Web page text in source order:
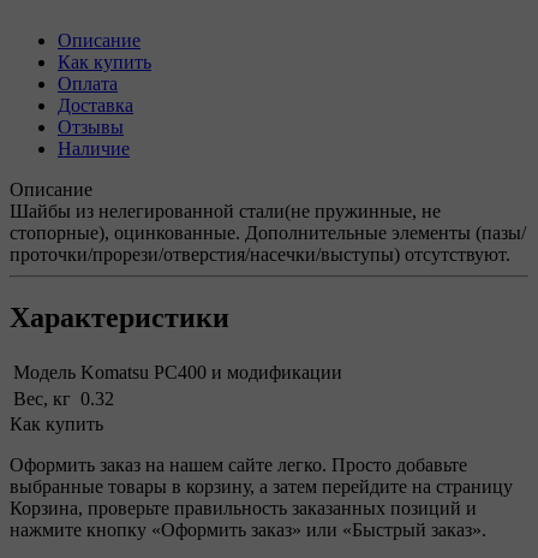
Описание
Как купить
Оплата
Доставка
Отзывы
Наличие
Описание
Шайбы из нелегированной стали(не пружинные, не
стопорные), оцинкованные. Дополнительные элементы (пазы/
проточки/прорези/отверстия/насечки/выступы) отсутствуют.
Характеристики
Модель Komatsu PC400 и модификации
Вес, кг 0.32
Как купить
Оформить заказ на нашем сайте легко. Просто добавьте
выбранные товары в корзину, а затем перейдите на страницу
Корзина, проверьте правильность заказанных позиций и
нажмите кнопку «Оформить заказ» или «Быстрый заказ».